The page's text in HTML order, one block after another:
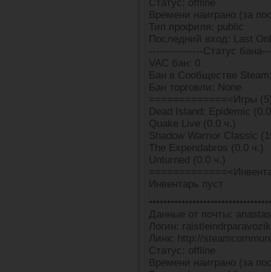
Статус: offline
Времени наиграно (за
Тип профиля: public
Последний вход: Last
---------------Статус
VAC бан: 0
Бан в Сообществе
Бан торговли: None
=============<Игры
Dead Island: Epidemic
Quake Live (0.0 ч.)
Shadow Warrior Classic
The Expendabros (0.0 ч.)
Unturned (0.0 ч.)
Инвентарь пуст
Данные от почты:
Логин: raistleindrparavozik
Линк: http://
Статус: offline
Времени наиграно (за